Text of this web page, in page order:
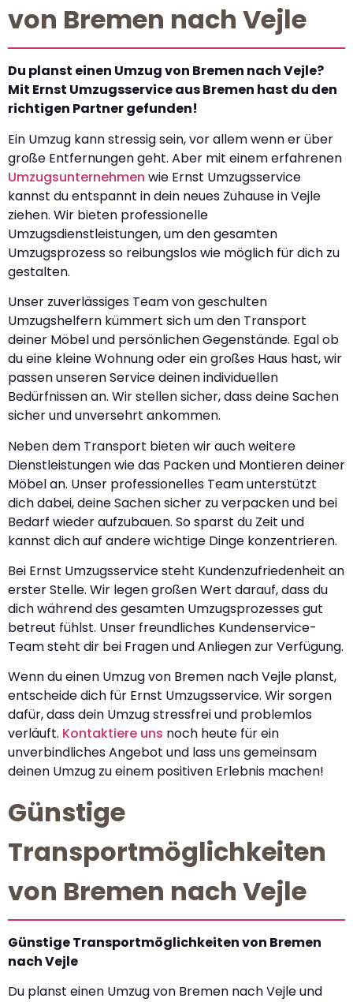
von Bremen nach Vejle
Du planst einen Umzug von Bremen nach Vejle?
Mit Ernst Umzugsservice aus Bremen hast du den
richtigen Partner gefunden!
Ein Umzug kann stressig sein, vor allem wenn er über
große Entfernungen geht. Aber mit einem erfahrenen
Umzugsunternehmen wie Ernst Umzugsservice
kannst du entspannt in dein neues Zuhause in Vejle
ziehen. Wir bieten professionelle
Umzugsdienstleistungen, um den gesamten
Umzugsprozess so reibungslos wie möglich für dich zu
gestalten.
Unser zuverlässiges Team von geschulten
Umzugshelfern kümmert sich um den Transport
deiner Möbel und persönlichen Gegenstände. Egal ob
du eine kleine Wohnung oder ein großes Haus hast, wir
passen unseren Service deinen individuellen
Bedürfnissen an. Wir stellen sicher, dass deine Sachen
sicher und unversehrt ankommen.
Neben dem Transport bieten wir auch weitere
Dienstleistungen wie das Packen und Montieren deiner
Möbel an. Unser professionelles Team unterstützt
dich dabei, deine Sachen sicher zu verpacken und bei
Bedarf wieder aufzubauen. So sparst du Zeit und
kannst dich auf andere wichtige Dinge konzentrieren.
Bei Ernst Umzugsservice steht Kundenzufriedenheit an
erster Stelle. Wir legen großen Wert darauf, dass du
dich während des gesamten Umzugsprozesses gut
betreut fühlst. Unser freundliches Kundenservice-
Team steht dir bei Fragen und Anliegen zur Verfügung.
Wenn du einen Umzug von Bremen nach Vejle planst,
entscheide dich für Ernst Umzugsservice. Wir sorgen
dafür, dass dein Umzug stressfrei und problemlos
verläuft. Kontaktiere uns noch heute für ein
unverbindliches Angebot und lass uns gemeinsam
deinen Umzug zu einem positiven Erlebnis machen!
Günstige
Transportmöglichkeiten
von Bremen nach Vejle
Günstige Transportmöglichkeiten von Bremen
nach Vejle
Du planst einen Umzug von Bremen nach Vejle und